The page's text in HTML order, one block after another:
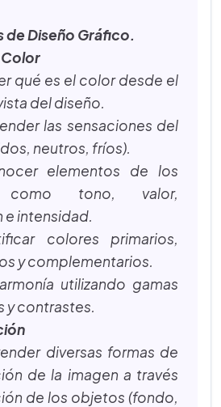
de Diseño Gráfico.
Color
qué es el color desde el
del diseño.
las sensaciones del
neutros, fríos).
elementos de los
como tono, valor,
e intensidad.
colores primarios,
y complementarios.
utilizando gamas
y contrastes.
diversas formas de
de la imagen a través
de los objetos (fondo,